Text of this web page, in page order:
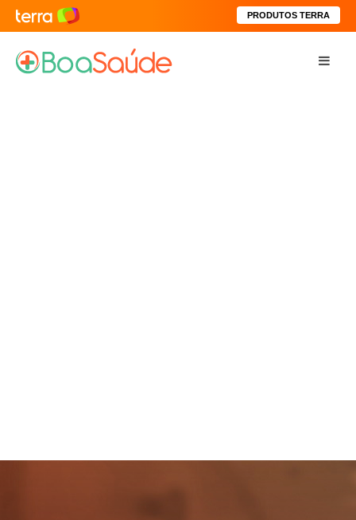
PRODUTOS TERRA